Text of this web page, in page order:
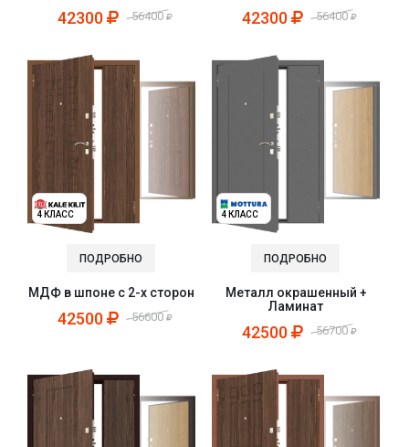
42300 56400 42300 56400
4 КЛАСС
ПОДРОБНО
МДФ в шпоне с 2-х сторон
42500 56600
4 КЛАСС
ПОДРОБНО
Металл окрашенный +
Ламинат
42500 56700